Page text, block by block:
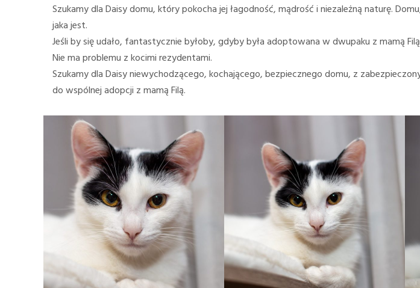
Szukamy dla Daisy domu, który pokocha jej łagodność, mądrość i niezależną naturę.
jaka jest.
Jeśli by się udało, fantastycznie byłoby, gdyby była adoptowana w dwupaku z mamą
Nie ma problemu z kocimi rezydentami.
Szukamy dla Daisy niewychodzącego, kochającego, bezpiecznego domu, z
do wspólnej adopcji z mamą Filą.